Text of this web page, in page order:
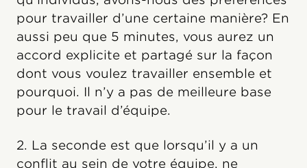
pour travailler d’une certaine manière? En
aussi peu que 5 minutes, vous aurez un
accord explicite et partagé sur la façon
dont vous voulez travailler ensemble et
pourquoi. Il n’y a pas de meilleure base
pour le travail d’équipe.
2. La seconde est que lorsqu’il y a un
conflit au sein de votre équipe, ne